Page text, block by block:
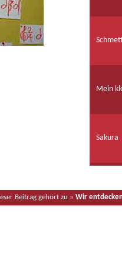
Mein
Sakura
Beitrag gehört zu » Wir